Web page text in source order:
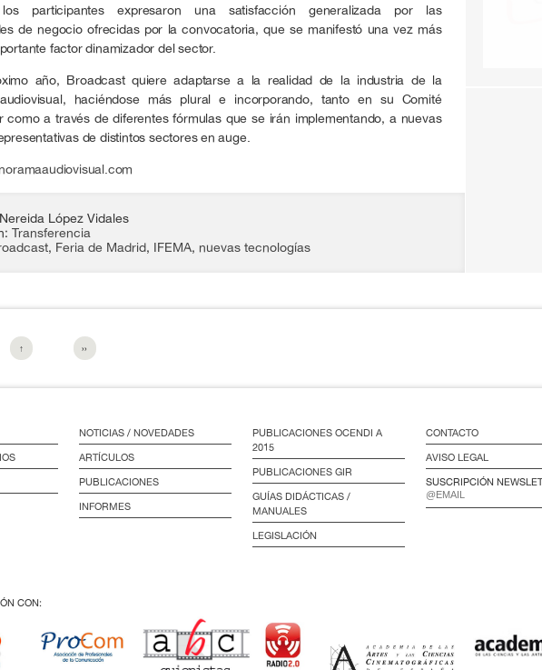
los participantes expresaron una satisfacción generalizada por las
de negocio ofrecidas por la convocatoria, que se manifestó una vez más
factor dinamizador del sector.
año, Broadcast quiere adaptarse a la realidad de la industria de la
haciéndose más plural e incorporando, tanto en su Comité
como a través de diferentes fórmulas que se irán implementando, a nuevas
de distintos sectores en auge.
| Nereida López Vidales
Transferencia
, Feria de Madrid, IFEMA, nuevas tecnologías
↑ ››
NOTICIAS / NOVEDADES
ARTÍCULOS
PUBLICACIONES
INFORMES
PUBLICACIONES OCENDI A
2015
PUBLICACIONES GIR
GUÍAS DIDÁCTICAS /
MANUALES
LEGISLACIÓN
CONTACTO
AVISO LEGAL
SUSCRIPCIÓN
CON: